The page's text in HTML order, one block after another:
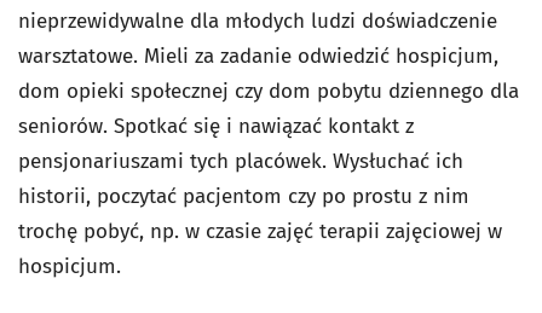
nieprzewidywalne dla młodych ludzi doświadczenie
warsztatowe. Mieli za zadanie odwiedzić hospicjum,
dom opieki społecznej czy dom pobytu dziennego dla
seniorów. Spotkać się i nawiązać kontakt z
pensjonariuszami tych placówek. Wysłuchać ich
historii, poczytać pacjentom czy po prostu z nim
trochę pobyć, np. w czasie zajęć terapii zajęciowej w
hospicjum.